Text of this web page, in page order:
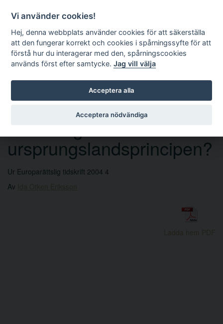
Sök
ursprungslandsprincipen?
Ur Europarättslig tidskrift 2004 4
Av
Vi använder cookies!
Hej, denna webbplats använder cookies för att säkerställa
att den fungerar korrekt och cookies i spårningssyfte för att
förstå hur du interagerar med den, spårningscookies
används först efter samtycke.Jag vill välja
Acceptera alla
Acceptera nödvändiga